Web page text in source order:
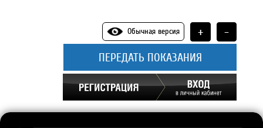
-
+
Обычная версия
ПЕРЕДАТЬ ПОКАЗАНИЯ